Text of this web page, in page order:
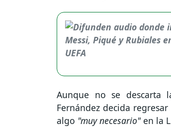
Aunque no se descarta
Fernández decida
algo "muy necesario"en la